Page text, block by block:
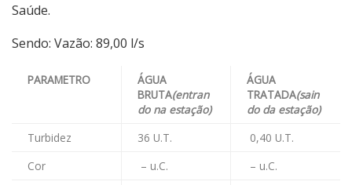
Saúde.
Sendo: Vazão: 89,00 l/s
PARAMETRO
ÁGUA
BRUTA(entran
do na estação)
ÁGUA
TRATADA(sain
do da estação)
Turbidez
36 U.T.
0,40 U.T.
Cor
– u.C.
– u.C.